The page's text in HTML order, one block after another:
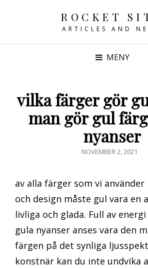
ROCKET
ARTICLES AND
MENY
vilka färger gör
man gör gul
nyanser
PUBLICERAT
NOVEMBER 2, 2021
av alla färger som vi
och design måste gul vara en
livliga och glada. Full av
gula nyanser anses vara den
färgen på det synliga
konstnär kan du inte undvika